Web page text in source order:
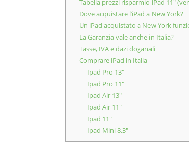
Tabella prezzi risparmio iPad 11″
Dove acquistare l’iPad a New York?
Un iPad acquistato a New York
La Garanzia vale anche in Italia?
Tasse, IVA e dazi doganali
Comprare iPad in Italia
Ipad Pro 13″
Ipad Pro 11″
Ipad Air 13″
Ipad Air 11″
Ipad 11″
Ipad Mini 8,3″